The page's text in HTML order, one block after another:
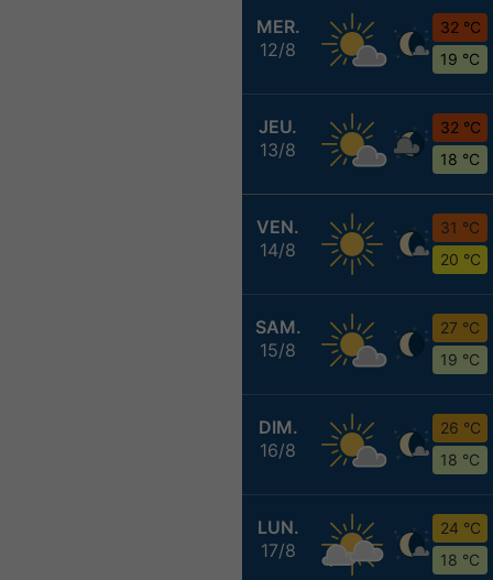
MER.
12/8
32 °C
19 °C
JEU.
13/8
32 °C
18 °C
VEN.
14/8
31 °C
20 °C
SAM.
15/8
27 °C
19 °C
DIM.
16/8
26 °C
18 °C
LUN.
17/8
24 °C
18 °C